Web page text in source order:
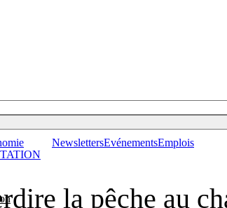
NewslettersEvénementsEmplois
la pêche au